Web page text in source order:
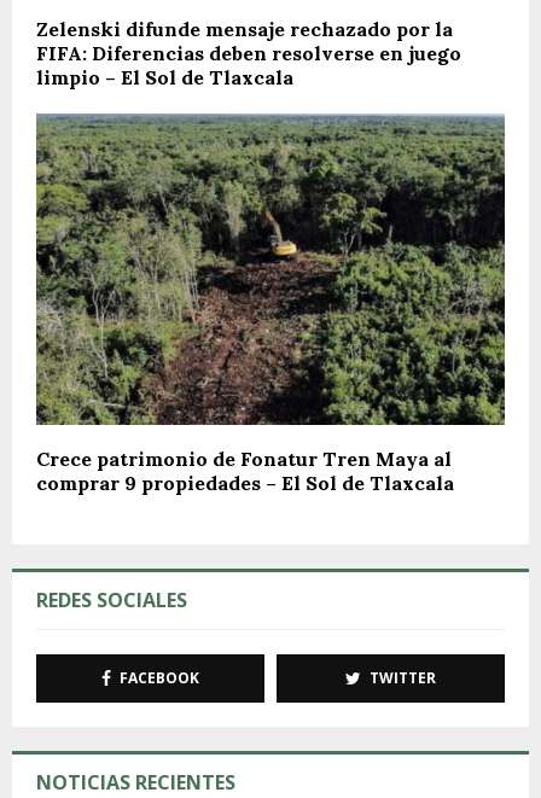
Zelenski difunde mensaje rechazado por la
FIFA: Diferencias deben resolverse en juego
limpio – El Sol de Tlaxcala
Crece patrimonio de Fonatur Tren Maya al
comprar 9 propiedades – El Sol de Tlaxcala
REDES SOCIALES
FACEBOOK TWITTER
NOTICIAS RECIENTES